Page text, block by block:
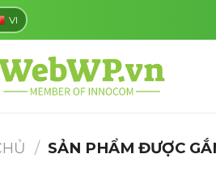
VI
/ SẢN PHẨM ĐƯỢC